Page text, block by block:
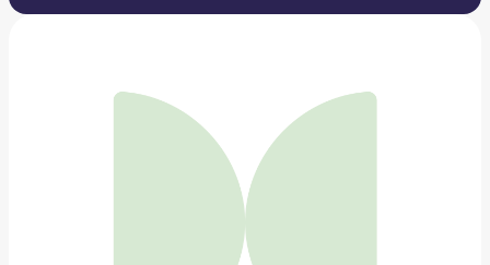
Компактная посудомоечная машина Midea
26 990 ₽